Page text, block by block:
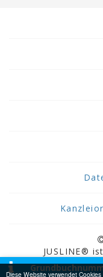
Diese Website verwendet
JUSLINE®